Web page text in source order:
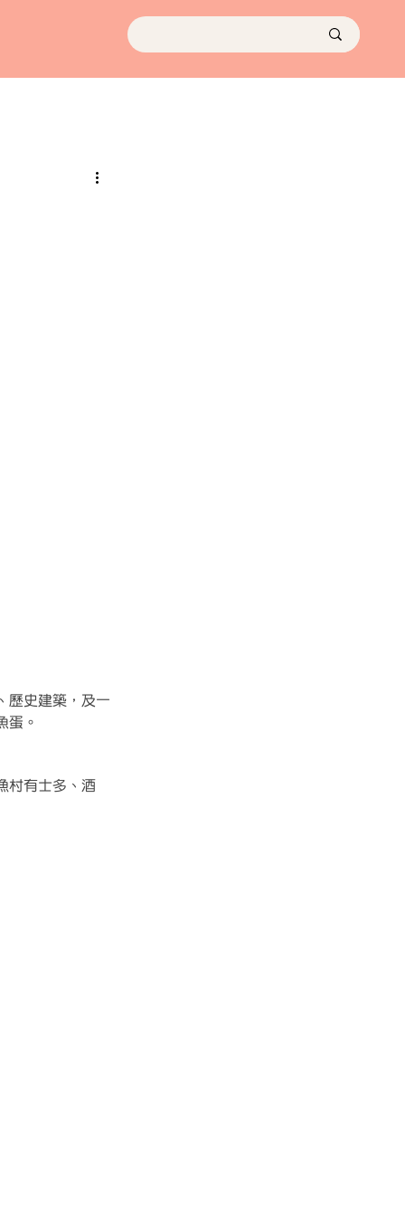
歷史建築，及一
蛋。
村有士多、酒